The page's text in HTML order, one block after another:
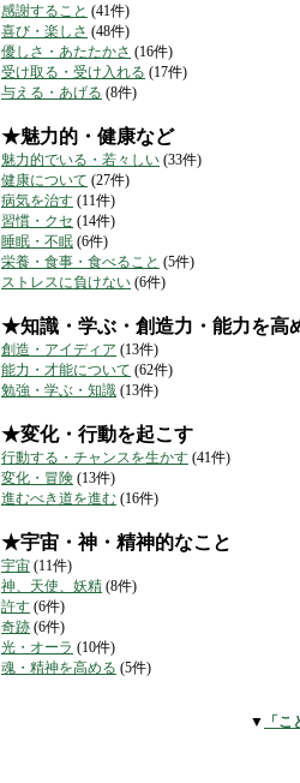
感謝すること (41件)
喜び・楽しさ (48件)
優しさ・あたたかさ (16件)
受け取る・受け入れる (17件)
与える・あげる (8件)
★魅力的・健康など
魅力的でいる・若々しい (33件)
健康について (27件)
病気を治す (11件)
習慣・クセ (14件)
睡眠・不眠 (6件)
栄養・食事・食べること (5件)
ストレスに負けない (6件)
★知識・学ぶ・創造力・能力を高
創造・アイディア (13件)
能力・才能について (62件)
勉強・学ぶ・知識 (13件)
★変化・行動を起こす
行動する・チャンスを生かす (41件)
変化・冒険 (13件)
進むべき道を進む (16件)
★宇宙・神・精神的なこと
宇宙 (11件)
神、天使、妖精 (8件)
許す (6件)
奇跡 (6件)
光・オーラ (10件)
魂・精神を高める (5件)
▼ 「